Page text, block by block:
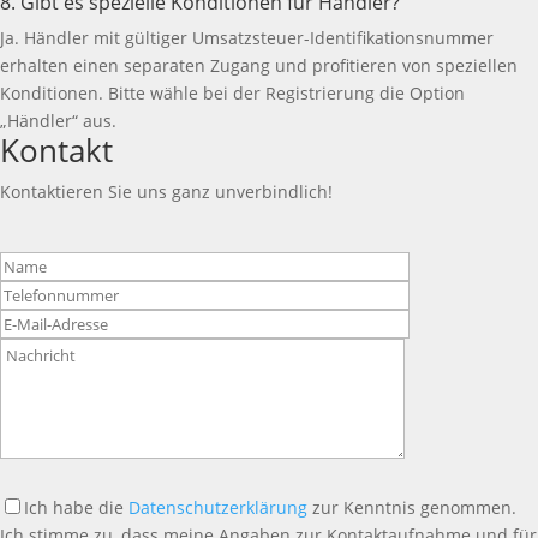
Ja. Händler mit gültiger Umsatzsteuer-Identifikationsnummer
erhalten einen separaten Zugang und profitieren von speziellen
Konditionen. Bitte wähle bei der Registrierung die Option
„Händler“ aus.
Kontakt
Kontaktieren Sie uns ganz unverbindlich!
Bitte
lasse
dieses
Feld
leer.
Ich habe die Datenschutzerklärung zur Kenntnis genommen.